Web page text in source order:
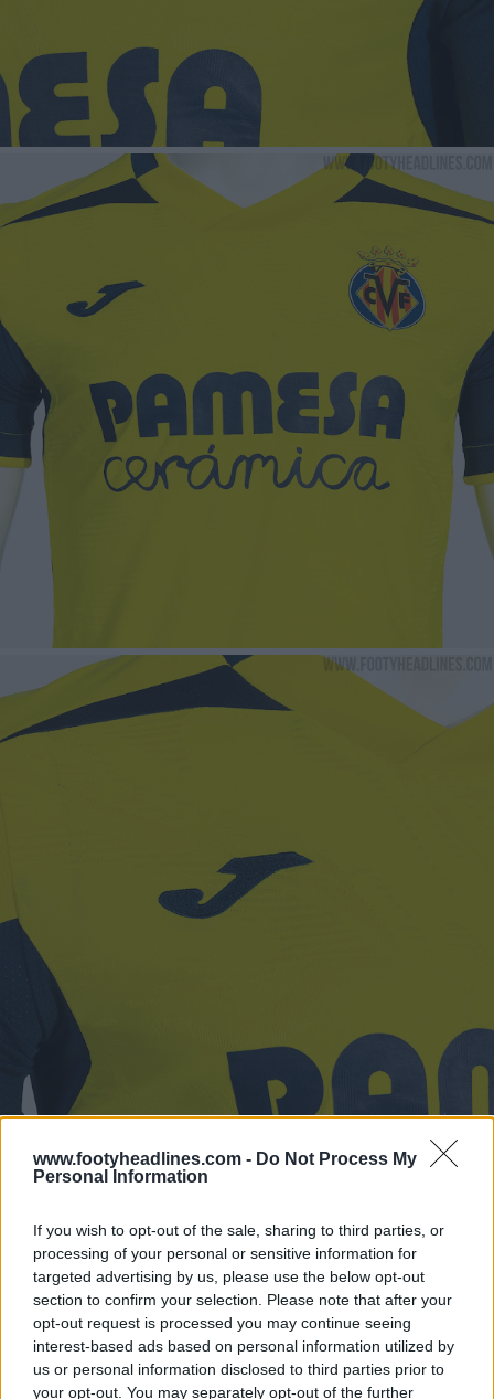
www.footyheadlines.com - Do Not Process My
Personal Information
If you wish to opt-out of the sale, sharing to third parties, or
processing of your personal or sensitive information for
targeted advertising by us, please use the below opt-out
section to confirm your selection. Please note that after your
opt-out request is processed you may continue seeing
interest-based ads based on personal information utilized by
us or personal information disclosed to third parties prior to
your opt-out. You may separately opt-out of the further